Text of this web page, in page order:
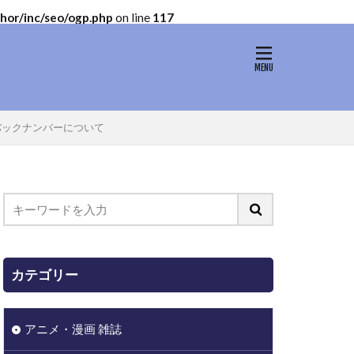
inc/seo/ogp.php on line 117
クナンバーについて
カテゴリー
アニメ・漫画 雑誌